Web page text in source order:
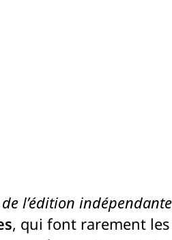
l’édition indépendante
, qui font rarement